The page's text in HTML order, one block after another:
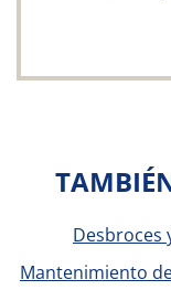
Desbroces
Mantenimiento